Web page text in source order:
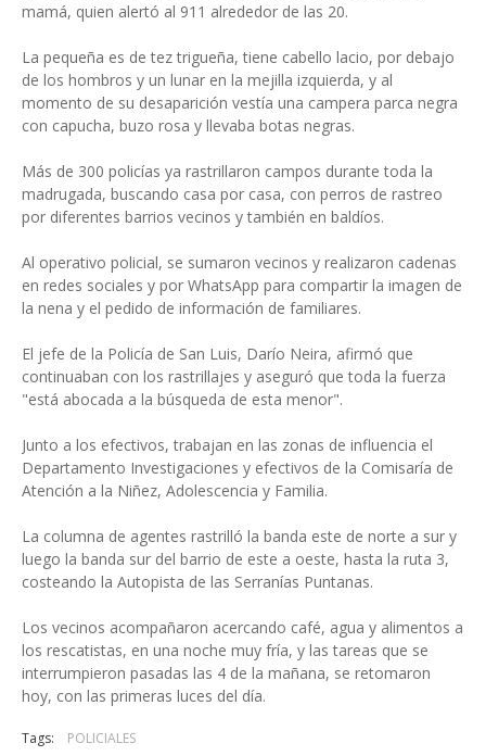
mamá, quien alertó al 911 alrededor de las 20.
La pequeña es de tez trigueña, tiene cabello lacio, por debajo
de los hombros y un lunar en la mejilla izquierda, y al
momento de su desaparición vestía una campera parca negra
con capucha, buzo rosa y llevaba botas negras.
Más de 300 policías ya rastrillaron campos durante toda la
madrugada, buscando casa por casa, con perros de rastreo
por diferentes barrios vecinos y también en baldíos.
Al operativo policial, se sumaron vecinos y realizaron cadenas
en redes sociales y por WhatsApp para compartir la imagen de
la nena y el pedido de información de familiares.
El jefe de la Policía de San Luis, Darío Neira, afirmó que
continuaban con los rastrillajes y aseguró que toda la fuerza
"está abocada a la búsqueda de esta menor".
Junto a los efectivos, trabajan en las zonas de influencia el
Departamento Investigaciones y efectivos de la Comisaría de
Atención a la Niñez, Adolescencia y Familia.
La columna de agentes rastrilló la banda este de norte a sur y
luego la banda sur del barrio de este a oeste, hasta la ruta 3,
costeando la Autopista de las Serranías Puntanas.
Los vecinos acompañaron acercando café, agua y alimentos a
los rescatistas, en una noche muy fría, y las tareas que se
interrumpieron pasadas las 4 de la mañana, se retomaron
hoy, con las primeras luces del día.
Tags: POLICIALES